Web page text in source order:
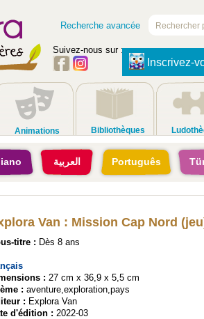
Recherche avancée
Suivez-nous sur :
Inscrivez-
Animations Bibliothèques
العربية Português
Van : Mission Cap Nord
titre : Dès 8 ans
: 27 cm x 36,9 x 5,5 cm
: aventure,exploration,pays
: Explora Van
d'édition : 2022-03